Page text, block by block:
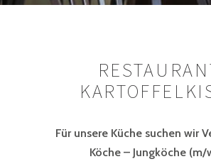
Für unsere Küche suchen wir
Köche – Jungköche (m/